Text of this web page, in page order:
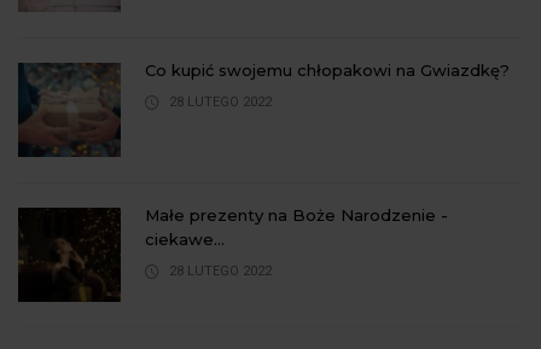
Co kupić swojemu chłopakowi na Gwiazdkę?
28 LUTEGO 2022
Małe prezenty na Boże Narodzenie -
ciekawe...
28 LUTEGO 2022